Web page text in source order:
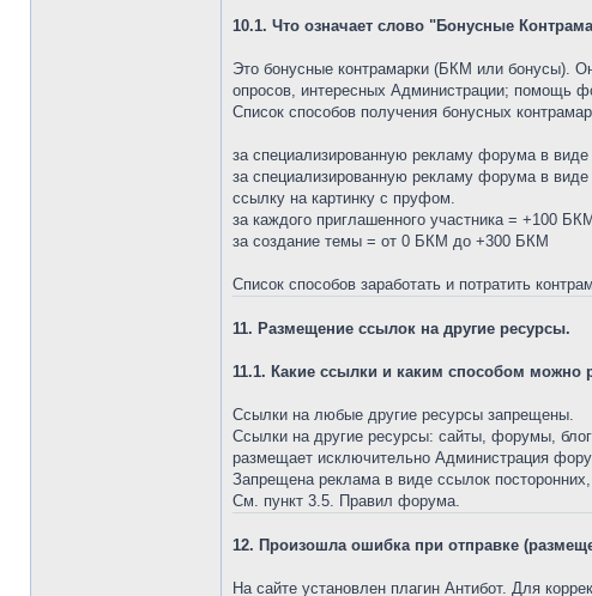
10.1. Что означает слово "Бонусные
Это бонусные контрамарки (БКМ или бонусы).
опросов, интересных Администрации; помощь
Список способов получения бонусных
за специализированную рекламу форума в
за специализированную рекламу форума в
ссылку на картинку с пруфом.
за каждого приглашенного участника = +100 БКМ
за создание темы = от 0 БКМ до +300 БКМ
Список способов заработать и потратить
11. Размещение ссылок на другие ресурсы.
11.1. Какие ссылки и каким способом можно
Ссылки на любые другие ресурсы запрещены.
Ссылки на другие ресурсы: сайты, форумы,
размещает исключительно Администрация
Запрещена реклама в виде ссылок
См. пункт 3.5. Правил форума.
12. Произошла ошибка при отправке
На сайте установлен плагин Антибот. Для